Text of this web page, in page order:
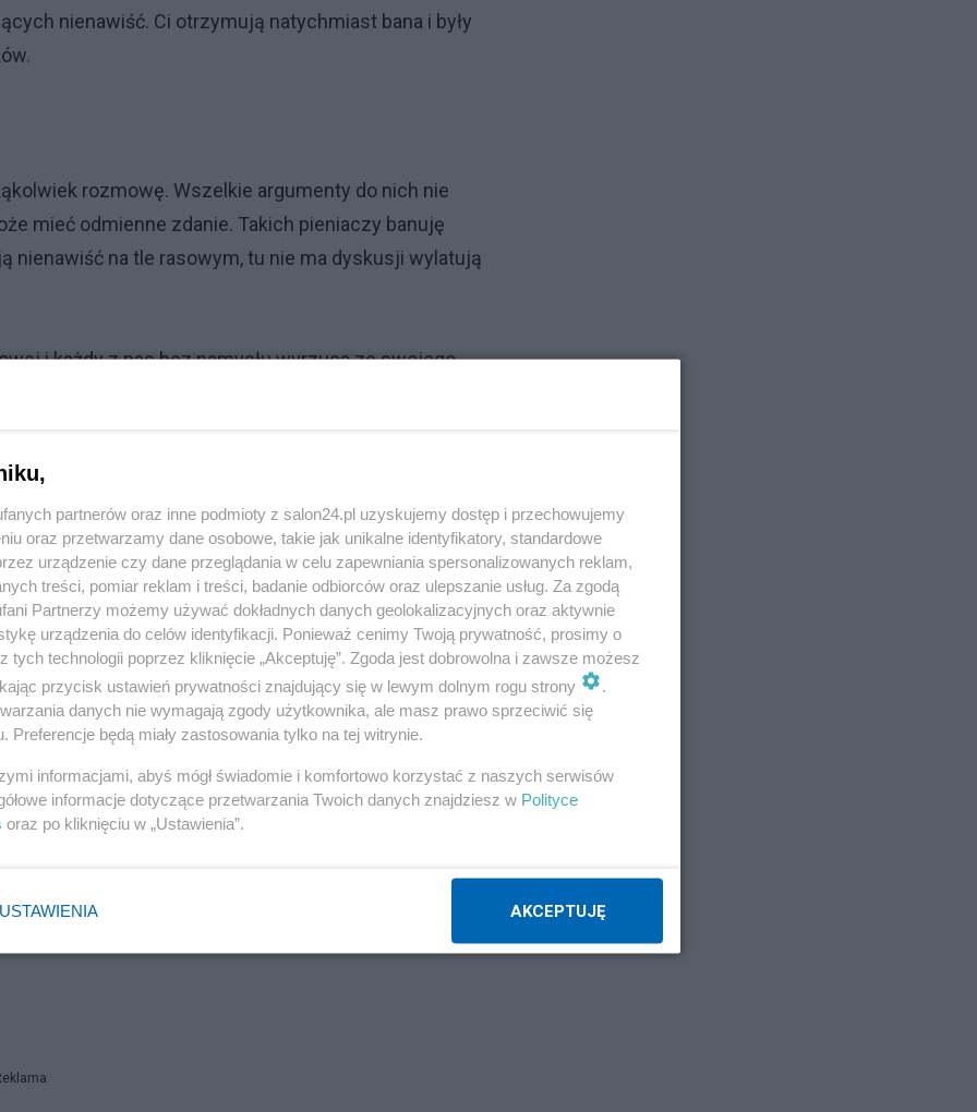
nienawiść. Ci otrzymują natychmiast bana i były
rozmowę. Wszelkie argumenty do nich nie
mieć odmienne zdanie. Takich pieniaczy banuję
nienawiść na tle rasowym, tu nie ma dyskusji wylatują
i każdy z nas bez namysłu wyrzuca ze swojego
dyktatura na moim blogu jest moim obowiązkiem, aby
Część banów jest czasowa. Niestety są osoby,
sianu nienawiści i prowokacjach.
publikacji wymaga podania źródła.
czyli jak się komuś podobają proszę sobie drukować
od mojej zgody na publikację, ale proszę nie
celów wymaga mojej zgody. Wtedy też otrzymacie
bo te na blogu są bardzo skompresowane.
kiedy one powstały, Salon24 zmienił sposób
sią to zrobić.
partnerów oraz inne podmioty z salon24.pl uzyskujemy dostęp i przechowujemy
oraz przetwarzamy dane osobowe, takie jak unikalne identyfikatory, standardowe
urządzenie czy dane przeglądania w celu zapewniania spersonalizowanych reklam,
treści, pomiar reklam i treści, badanie odbiorców oraz ulepszanie usług. Za zgodą
Partnerzy możemy używać dokładnych danych geolokalizacyjnych oraz aktywnie
urządzenia do celów identyfikacji. Ponieważ cenimy Twoją prywatność, prosimy o
tych technologii poprzez kliknięcie „Akceptuję”. Zgoda jest dobrowolna i zawsze możesz
przycisk ustawień prywatności znajdujący się w lewym dolnym rogu strony
.
danych nie wymagają zgody użytkownika, ale masz prawo sprzeciwić się
Preferencje będą miały zastosowania tylko na tej witrynie.
informacjami, abyś mógł świadomie i komfortowo korzystać z naszych serwisów
informacje dotyczące przetwarzania Twoich danych znajdziesz w Polityce
oraz po kliknięciu w „Ustawienia”.
USTAWIENIA AKCEPTUJĘ